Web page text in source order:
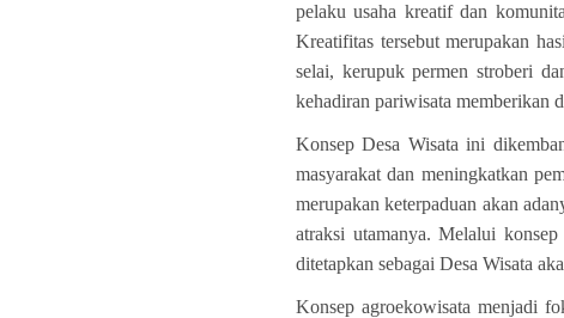
pelaku usaha kreatif dan
Kreatifitas tersebut merupakan
selai, kerupuk permen stroberi
kehadiran pariwisata memberikan
Konsep Desa Wisata ini
masyarakat dan meningkatkan
merupakan keterpaduan akan
atraksi utamanya. Melalui konsep
ditetapkan sebagai Desa Wisata
Konsep agroekowisata menjadi